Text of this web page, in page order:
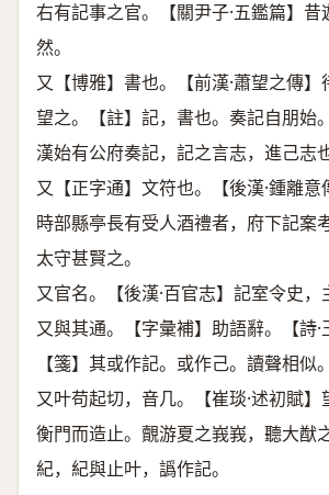
右有記事之官。【關尹子·五鑑篇】
然。
又【博雅】書也。【前漢·蕭望之傳
望之。【註】記，書也。奏記自朋始
漢始有公府奏記，記之言志，進己志也
又【正字通】文符也。【後漢·鍾離意
時部縣亭長有受人酒禮者，府下記案
太守甚賢之。
又官名。【後漢·百官志】記室令史，
又與其通。【字彙補】助語辭。【詩·
【箋】其或作記。或作己。讀聲相似。
又叶苟起切，音几。【崔琰·述初賦
衡門而造止。覿游夏之峩峩，聽大猷
紀，紀與止叶，譌作記。